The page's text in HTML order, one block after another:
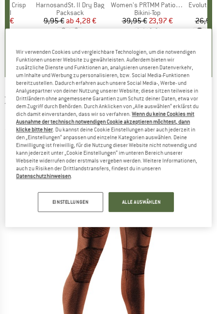
Crisp
Preis
€
Artikel
HarnosandSt. II Dry Bag
Produktgruppe
Packsack
Preis
9,95 € reduzierter Preis
ab 4,28 €
Artikel
Women's PRTMM Patio Triangle
Produktgruppe
Bikini-Top
Preis
39,95 €reduzierter Preis
23,97 €
Artikel
Evolution
26,95
X-BIONIC -Symbio Merino Pants -
Merinounterwäsche
(0)
Wir verwenden Cookies und vergleichbare Technologien, um die notwendigen
Funktionen unserer Website zu gewährleisten. Außerdem bieten wir
zusätzliche Dienste und Funktionen an, analysieren unseren Datenverkehr,
um Inhalte und Werbung zu personalisieren, bzw. Social Media-Funktionen
bereitzustellen. Dadurch erfahren auch unsere Social Media-, Werbe- und
Analysepartner von deiner Nutzung unserer Website; diese sitzen teilweise in
Drittländern ohne angemessene Garantien zum Schutz deiner Daten, etwa vor
dem Zugriff durch Behörden. Durch Anklicken von „Alle auswählen“ erklärst du
dich damit einverstanden, dass wir so verfahren.Wenn du keine Cookies mit
Ausnahme der technisch notwendigen Cookie akzeptieren möchtest, dann
klicke bitte hier . Du kannst deine Cookie Einstellungen aber auch jederzeit in
den „Einstellungen“ anpassen und einzelne Kategorien auswählen. Deine
Einwilligung ist freiwillig, für die Nutzung dieser Website nicht notwendig und
kann jederzeit unter „Cookie Einstellungen“ im unteren Bereich unserer
Webseite widerrufen oder erstmals vergeben werden. Weitere Informationen,
auch zu Risiken der Drittlandstransfers, findest du in unseren
Datenschutzhinweisen
EINSTELLUNGEN ALLE AUSWÄHLEN